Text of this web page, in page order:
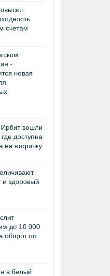
счетам
-
новая
вошли
доступна
на вторичку
и здоровый
до 10 000
оборот по
в белый